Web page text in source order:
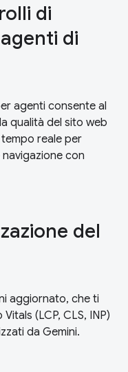
di
di
agenti consente al
qualità del sito web
reale per
con
del
aggiornato, che ti
(LCP, CLS, INP)
da Gemini.